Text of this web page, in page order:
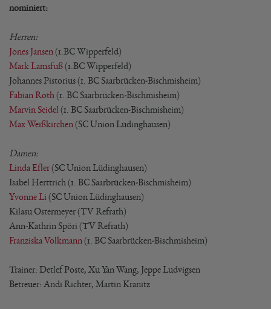
nominiert:
Herren:
Jones Jansen (1.BC Wipperfeld)
Mark Lamsfuß(1.BC Wipperfeld)
Johannes Pistorius (1. BC Saarbrücken-Bischmisheim)
Fabian Roth (1. BC Saarbrücken-Bischmisheim)
Marvin Seidel (1. BC Saarbrücken-Bischmisheim)
Max Weißkirchen (SC Union Lüdinghausen)
Damen:
Linda Efler(SC Union Lüdinghausen)
Isabel Herttrich (1. BC Saarbrücken-Bischmisheim)
Yvonne Li (SC Union Lüdinghausen)
Kilasu Ostermeyer (TV Refrath)
Ann-Kathrin Spöri (TV Refrath)
Franziska Volkmann (1. BC Saarbrücken-Bischmisheim)
Trainer: Detlef Poste, Xu Yan Wang, Jeppe Ludvigsen
Betreuer: Andi Richter, Martin Kranitz